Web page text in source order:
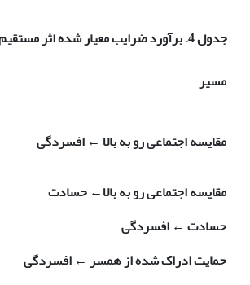
جدول 4. برآورد ضرایب معیار شده اثر مستقیم، غیرمستقیم و کل
مسیر
مقایسه اجتماعی رو به بالا ← افسردگی
مقایسه اجتماعی رو به بالا← حسادت
حسادت ← افسردگی
حمایت ادراک شده از همسر ← افسردگی